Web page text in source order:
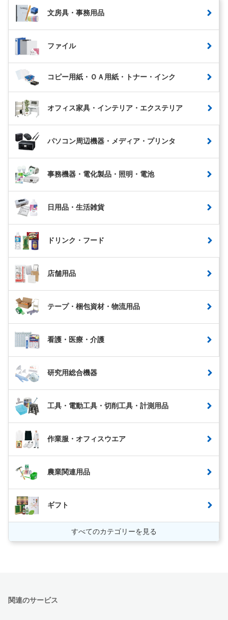
文房具・事務用品
ファイル
コピー用紙・ＯＡ用紙・トナー・インク
オフィス家具・インテリア・エクステリア
パソコン周辺機器・メディア・プリンタ
事務機器・電化製品・照明・電池
日用品・生活雑貨
ドリンク・フード
店舗用品
テープ・梱包資材・物流用品
看護・医療・介護
研究用総合機器
工具・電動工具・切削工具・計測用品
作業服・オフィスウエア
農業関連用品
ギフト
すべてのカテゴリーを見る
関連のサービス